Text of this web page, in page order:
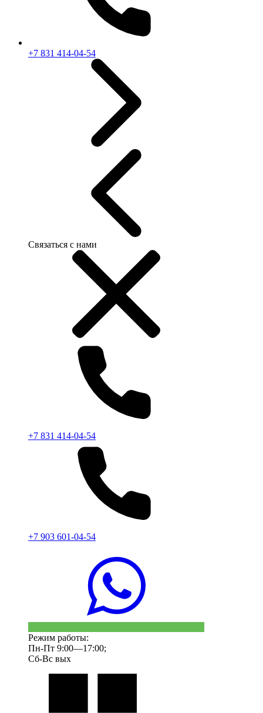
+7 831 414-04-54
Связаться с нами
+7 831 414-04-54
+7 903 601-04-54
Режим работы:
Пн-Пт 9:00—17:00;
Сб-Вс вых